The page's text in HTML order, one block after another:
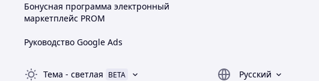
Бонусная программа электронный
маркетплейс PROM
Руководство Google Ads
Тема - светлая BETA Русский